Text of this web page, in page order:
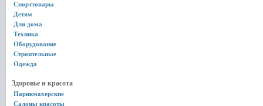
Спорттовары
Детям
Для дома
Техника
Оборудование
Строительные
Одежда
Здоровье и красота
Парикмахерские
Салоны красоты